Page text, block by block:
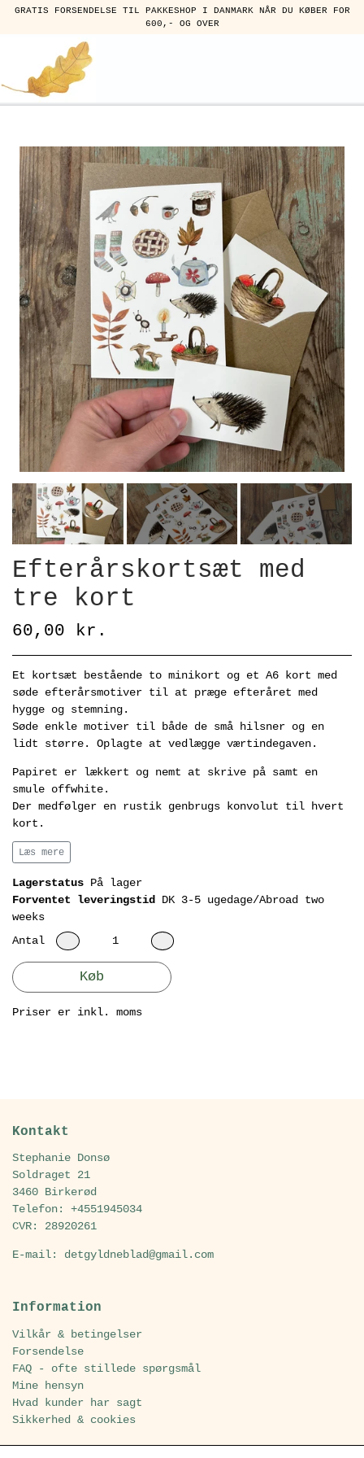
GRATIS FORSENDELSE TIL PAKKESHOP I DANMARK NÅR DU KØBER FOR
600,- OG OVER
Efterårskortsæt med
tre kort
60,00 kr.
Et kortsæt bestående to minikort og et A6 kort med
søde efterårsmotiver til at præge efteråret med
hygge og stemning.
Søde enkle motiver til både de små hilsner og en
lidt større. Oplagte at vedlægge værtindegaven.
Papiret er lækkert og nemt at skrive på samt en
smule offwhite.
Der medfølger en rustik genbrugs konvolut til hvert
kort.
Minikortene måler 8,5 x 5,5 cm (foldet).
Minikortene fås også som et sæt for sig og A6 kortet
ligeledes enkelvis.
Læs mere
Lagerstatus På lager
Forventet leveringstid
DK 3-5 ugedage/Abroad two
weeks
Antal
Køb
Priser er inkl. moms
Kontakt
Stephanie Donsø
Soldraget 21
3460 Birkerød
Telefon: +4551945034
CVR: 28920261
E-mail: detgyldneblad@gmail.com
Information
Vilkår & betingelser
Forsendelse
FAQ - ofte stillede spørgsmål
Mine hensyn
Hvad kunder har sagt
Sikkerhed & cookies